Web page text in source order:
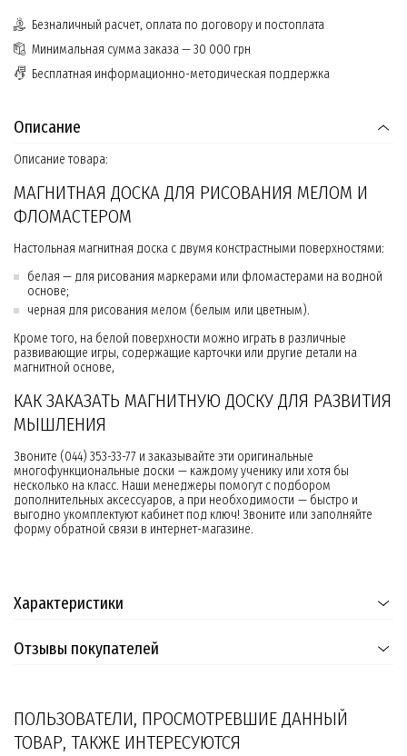
Безналичный расчет, оплата по договору и постоплата
Минимальная сумма заказа — 30 000 грн
Бесплатная информационно-методическая поддержка
Описание
Описание товара:
МАГНИТНАЯ ДОСКА ДЛЯ РИСОВАНИЯ МЕЛОМ И
ФЛОМАСТЕРОМ
Настольная магнитная доска с двумя констрастными поверхностями:
белая — для рисования маркерами или фломастерами на водной
основе;
черная для рисования мелом (белым или цветным).
Кроме того, на белой поверхности можно играть в различные
развивающие игры, содержащие карточки или другие детали на
магнитной основе,
КАК ЗАКАЗАТЬ МАГНИТНУЮ ДОСКУ ДЛЯ РАЗВИТИЯ
МЫШЛЕНИЯ
Звоните (044) 353-33-77 и заказывайте эти оригинальные
многофункциональные доски — каждому ученику или хотя бы
несколько на класс. Наши менеджеры помогут с подбором
дополнительных аксессуаров, а при необходимости — быстро и
выгодно укомплектуют кабинет под ключ! Звоните или заполняйте
форму обратной связи в интернет-магазине.
Характеристики
Отзывы покупателей
ПОЛЬЗОВАТЕЛИ, ПРОСМОТРЕВШИЕ ДАННЫЙ
ТОВАР, ТАКЖЕ ИНТЕРЕСУЮТСЯ